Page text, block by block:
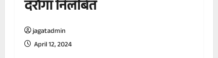
दरोगा निलंबित
jagatadmin
April 12, 2024